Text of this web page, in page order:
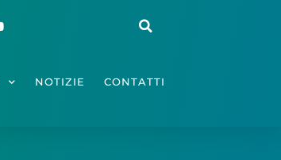
NOTIZIE CONTATTI